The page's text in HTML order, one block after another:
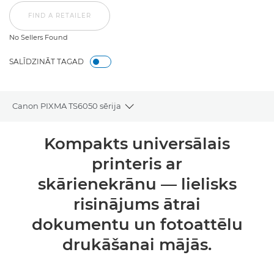
FIND A RETAILER
No Sellers Found
SALĪDZINĀT TAGAD
Canon PIXMA TS6050 sērija
Toggle breadcrumbs
Pārskats
PĒRCIET TINTI
Kompakts universālais
printeris ar
skārienekrānu — lielisks
risinājums ātrai
dokumentu un fotoattēlu
drukāšanai mājās.